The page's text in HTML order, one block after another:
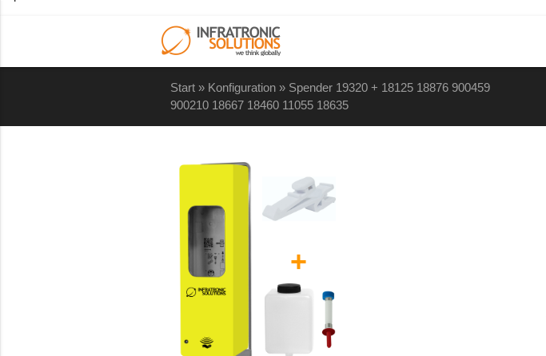
Start» Konfiguration» Spender 19320 + 18125 18876 900459
900210 18667 18460 11055 18635
+